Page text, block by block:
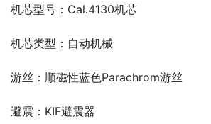
机芯型号：Cal.4130机芯
机芯类型：自动机械
游丝：顺磁性蓝色Parachrom游丝
避震：KIF避震器